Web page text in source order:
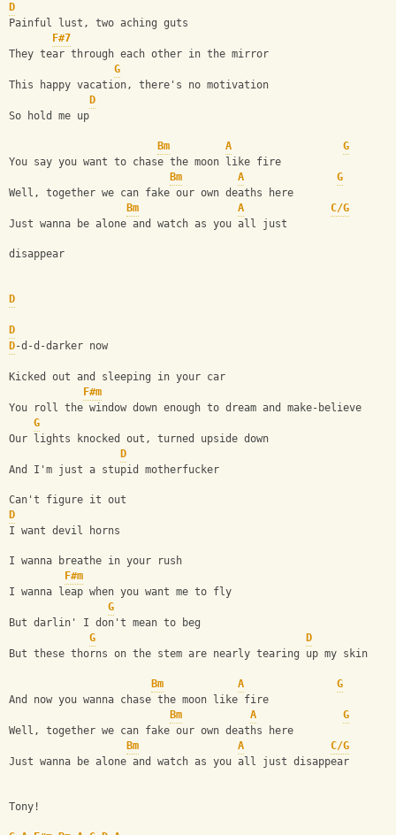
D
Painful lust, two aching guts
F#7
They tear through each other in the mirror
G
This happy vacation, there's no motivation
D
So hold me up
Bm A
G
You say you want to chase the moon like fire
Bm
A
G
Well, together we can fake our own deaths here
Bm
A C/G
Just wanna be alone and watch as you all just
disappear
D
D
D-d-d-darker now
Kicked out and sleeping in your car
F#m
You roll the window down enough to dream and make-believe
G
Our lights knocked out, turned upside down
D
And I'm just a stupid motherfucker
Can't figure it out
D
I want devil horns
I wanna breathe in your rush
F#m
I wanna leap when you want me to fly
G
But darlin' I don't mean to beg
G
D
But these thorns on the stem are nearly tearing up my skin
Bm A
G
And now you wanna chase the moon like fire
Bm
A
G
Well, together we can fake our own deaths here
Bm
A C/G
Just wanna be alone and watch as you all just disappear
Tony!